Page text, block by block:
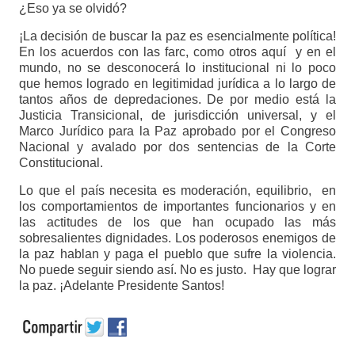
¿Eso ya se olvidó?
¡La decisión de buscar la paz es esencialmente política!
En los acuerdos con las farc, como otros aquí y en el
mundo, no se desconocerá lo institucional ni lo poco
que hemos logrado en legitimidad jurídica a lo largo de
tantos años de depredaciones. De por medio está la
Justicia Transicional, de jurisdicción universal, y el
Marco Jurídico para la Paz aprobado por el Congreso
Nacional y avalado por dos sentencias de la Corte
Constitucional.
Lo que el país necesita es moderación, equilibrio, en
los comportamientos de importantes funcionarios y en
las actitudes de los que han ocupado las más
sobresalientes dignidades. Los poderosos enemigos de
la paz hablan y paga el pueblo que sufre la violencia.
No puede seguir siendo así. No es justo. Hay que lograr
la paz. ¡Adelante Presidente Santos!